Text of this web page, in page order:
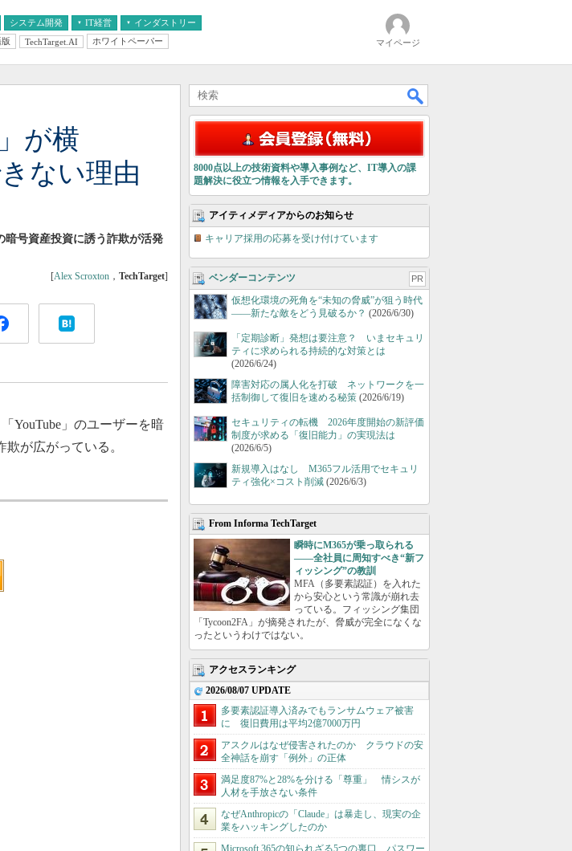
システム開発 IT経営 インダストリー
TechTarget.AI ホワイトペーパー マイページ
が横
ない理由
暗号資産投資に誘う詐欺が活発
[Alex Scroxton ， TechTarget]
YouTube」のユーザーを暗
が広がっている。
8000点以上の技術資料や導入事例など、IT導入の課
題解決に役立つ情報を入手できます。
アイティメディアからのお知らせ
キャリア採用の応募を受け付けています
ベンダーコンテンツ PR
仮想化環境の死角を“未知の脅威”が狙う時代
――新たな敵をどう見破るか？ (2026/6/30)
「定期診断」発想は要注意？ いまセキュリ
ティに求められる持続的な対策とは
(2026/6/24)
障害対応の属人化を打破 ネットワークを一
括制御して復旧を速める秘策 (2026/6/19)
セキュリティの転機 2026年度開始の新評価
制度が求める「復旧能力」の実現法は
(2026/6/5)
新規導入はなし M365フル活用でセキュリ
ティ強化×コスト削減 (2026/6/3)
From Informa TechTarget
瞬時にM365が乗っ取られる
――全社員に周知すべき“新フ
ィッシング”の教訓
MFA（多要素認証）を入れた
から安心という常識が崩れ去
っている。フィッシング集団
「Tycoon2FA」が摘発されたが、脅威が完全になくな
ったというわけではない。
アクセスランキング
2026/08/07 UPDATE
多要素認証導入済みでもランサムウェア被害
に 復旧費用は平均2億7000万円
アスクルはなぜ侵害されたのか クラウドの安
全神話を崩す「例外」の正体
満足度87%と28%を分ける「尊重」 情シスが
人材を手放さない条件
なぜAnthropicの「Claude」は暴走し、現実の企
業をハッキングしたのか
Microsoft 365の知られざる5つの裏口 パスワー